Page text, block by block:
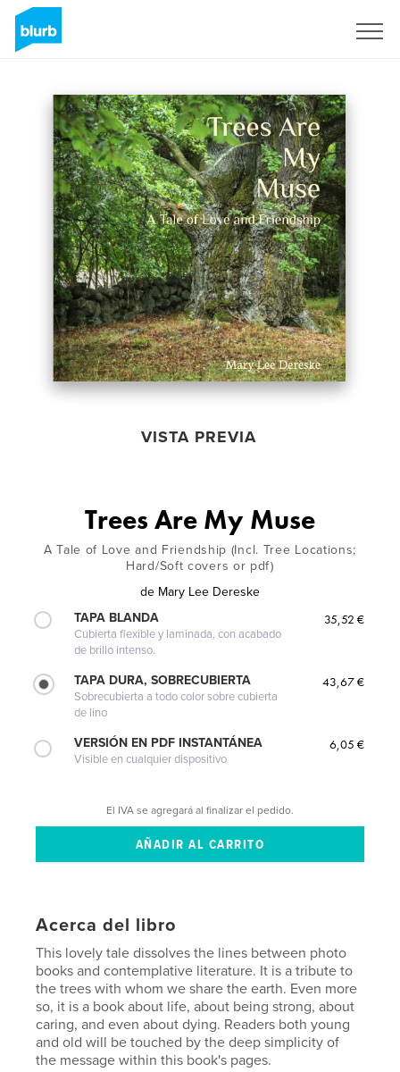
VISTA PREVIA
Trees Are My Muse
A Tale of Love and Friendship (Incl. Tree Locations;
Hard/Soft covers or pdf)
de Mary Lee Dereske
TAPA BLANDA
Cubierta flexible y laminada, con acabado
de brillo intenso.
35,52 €
TAPA DURA, SOBRECUBIERTA
Sobrecubierta a todo color sobre cubierta
de lino
43,67 €
VERSIÓN EN PDF INSTANTÁNEA
Visible en cualquier dispositivo
6,05 €
El IVA se agregará al finalizar el pedido.
Acerca del libro
This lovely tale dissolves the lines between photo
books and contemplative literature. It is a tribute to
the trees with whom we share the earth. Even more
so, it is a book about life, about being strong, about
caring, and even about dying. Readers both young
and old will be touched by the deep simplicity of
the message within this book's pages.